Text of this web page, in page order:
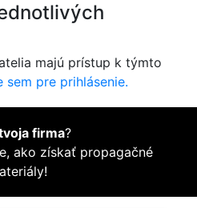
majú prístup k týmto
sem pre prihlásenie.
firma?
ako získať propagačné